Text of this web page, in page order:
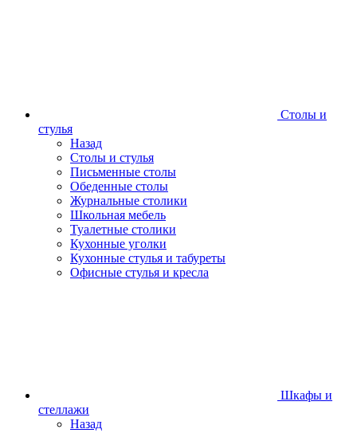
Столы и
стулья
Назад
Столы и стулья
Письменные столы
Обеденные столы
Журнальные столики
Школьная мебель
Туалетные столики
Кухонные уголки
Кухонные стулья и табуреты
Офисные стулья и кресла
Шкафы и
стеллажи
Назад